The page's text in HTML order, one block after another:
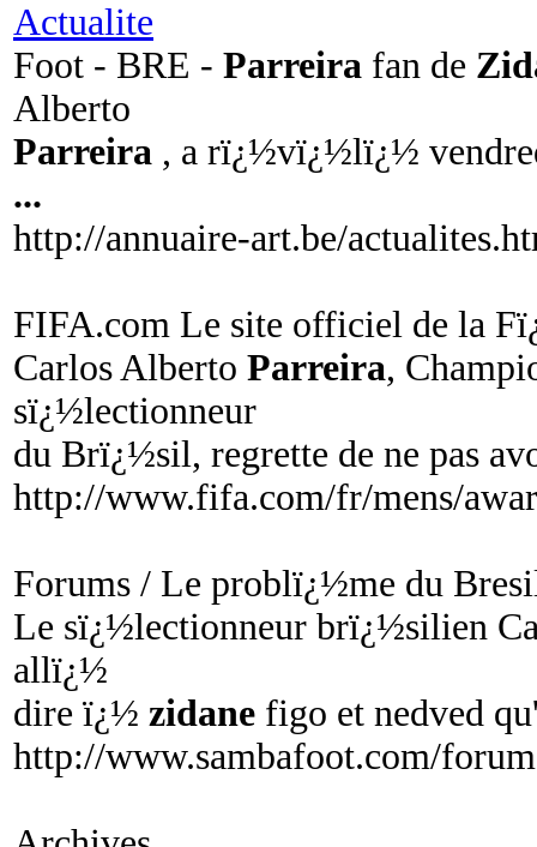
Actualite
Foot - BRE - Parreira fan de
Alberto
Parreira , a rï¿½vï¿½lï¿½
...
http://annuaire-art.be/
FIFA.com Le site officiel de la
Carlos Alberto Parreira,
sï¿½lectionneur
du Brï¿½sil, regrette de ne pas
http://www.fifa.com/fr/mens/
Forums / Le problï¿½me du
Le sï¿½lectionneur brï¿½silien
allï¿½
dire ï¿½ zidane figo et nedved
http://www.sambafoot.com/